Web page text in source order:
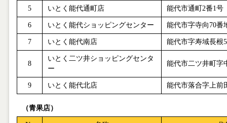
5 いとく能代通町店 能代市通町 2番1号
6 いとく能代ショッピングセンター 能代市字寺向 70番
7 いとく能代南店 能代市字寿域長根
8
いとく二ツ井ショッピングセンタ
ー
能代市二ツ井町字
9 いとく能代北店 能代市落合字上前
（青果店）